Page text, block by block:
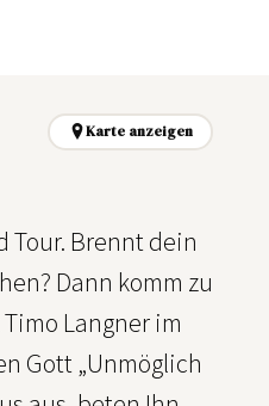
Karte anzeigen
Tour. Brennt dein
Dann komm zu
Langner im
Gott „Unmöglich